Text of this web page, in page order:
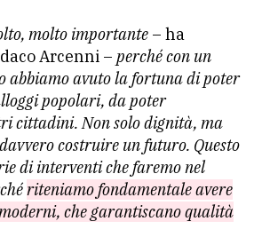
molto importante – ha
Arcenni – perché con un
abbiamo avuto la fortuna di poter
popolari, da poter
cittadini. Non solo dignità, ma
costruire un futuro. Questo
di interventi che faremo nel
riteniamo fondamentale avere
che garantiscano qualità